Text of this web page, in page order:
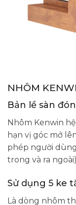
NHÔM
Bản lề sàn
Nhôm Kenwin
hạn vị góc mở
phép người
trong và ra
Sử dụng 5 ke
Là dòng nhôm